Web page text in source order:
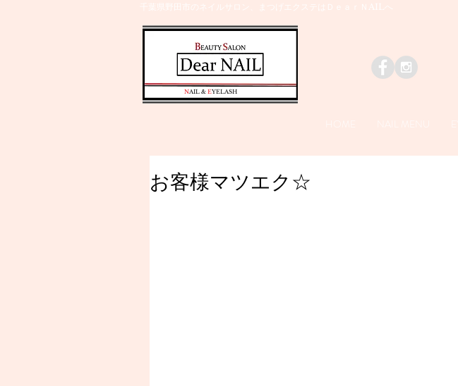
千葉県野田市のネイルサロン、まつげエクステはＤｅａｒＮAILへ
​NAIL & EYELASH
お客様マツエク☆